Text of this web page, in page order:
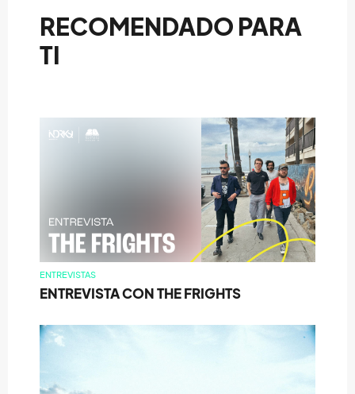
RECOMENDADO PARA
TI
ENTREVISTAS
ENTREVISTA CON THE FRIGHTS